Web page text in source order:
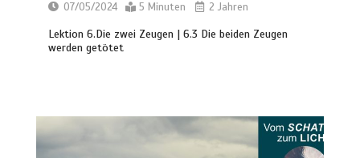
07/05/2024 5 Minuten 2 Jahren
Lektion 6.Die zwei Zeugen | 6.3 Die beiden Zeugen
werden getötet